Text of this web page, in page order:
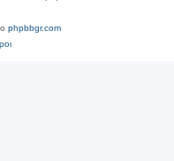
phpbbgr.com